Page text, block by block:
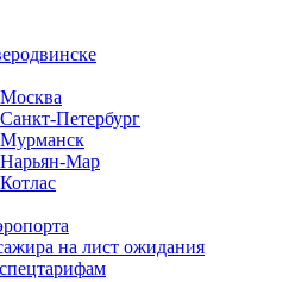
Петербург
Мар
на лист ожидания